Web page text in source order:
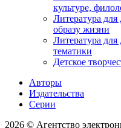
культуре,
Литература
образу жизни
Литература
тематики
Детское
Авторы
Издательства
Серии
2026 © Агентство